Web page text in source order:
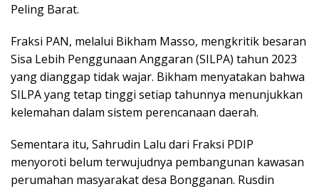
Peling Barat.
Fraksi PAN, melalui Bikham Masso, mengkritik besaran
Sisa Lebih Penggunaan Anggaran (SILPA) tahun 2023
yang dianggap tidak wajar. Bikham menyatakan bahwa
SILPA yang tetap tinggi setiap tahunnya menunjukkan
kelemahan dalam sistem perencanaan daerah.
Sementara itu, Sahrudin Lalu dari Fraksi PDIP
menyoroti belum terwujudnya pembangunan kawasan
perumahan masyarakat desa Bongganan. Rusdin